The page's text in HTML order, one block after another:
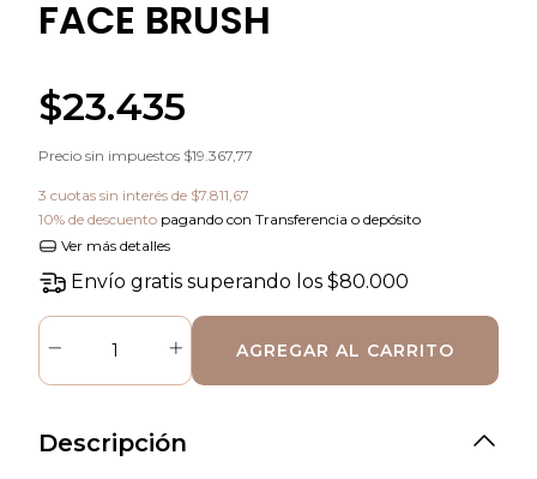
FACE BRUSH
$23.435
Precio sin impuestos $19.367,77
3 cuotas sin interés de $7.811,67
10% de descuento pagando con Transferencia o depósito
Ver más detalles
Envío gratis superando los $80.000
Descripción